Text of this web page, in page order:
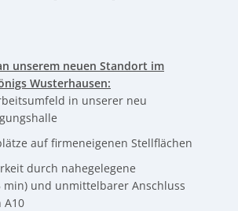
unserem neuen Standort im
Wusterhausen:
in unserer neu
auf firmeneigenen Stellflächen
durch nahegelegene
min) und unmittelbarer Anschluss
A10